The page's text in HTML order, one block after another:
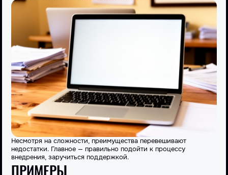
Несмотря на сложности, преимущества перевешивают
недостатки. Главное — правильно подойти к процессу
внедрения, заручиться поддержкой.
ПРИМЕРЫ